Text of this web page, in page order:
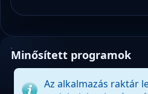
Minősített programok
Az alkalmazás raktár